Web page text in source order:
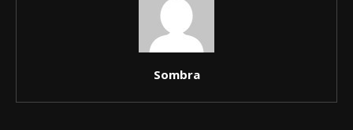
Sombra